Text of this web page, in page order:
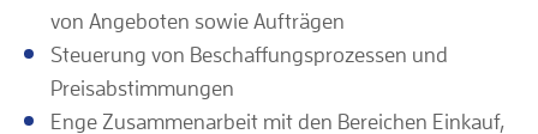
von Angeboten sowie Aufträgen
Steuerung von Beschaffungsprozessen und
Preisabstimmungen
Enge Zusammenarbeit mit den Bereichen Einkauf,